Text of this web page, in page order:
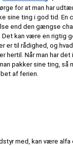
for at man har
sine ting i god tid. En
end den gængse
Det kan være en rigtig
er til rådighed, og
hertil. Når man har det
pakker sine ting, så
af ferien.
med, kan være alfa